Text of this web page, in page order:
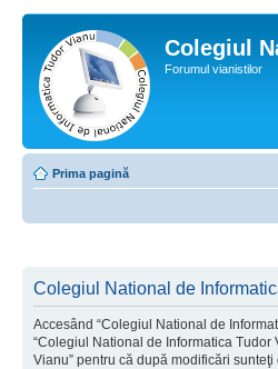
Colegiul
Forumul vianistilor
Prima pagină
Colegiul National de
Accesând “Colegiul National de
“Colegiul National de Informatica
Vianu” pentru că după modificări